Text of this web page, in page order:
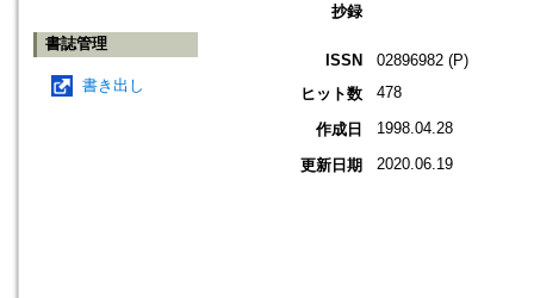
書誌管理
書き出し
抄録
ISSN
02896982 (P)
ヒット数
478
作成日 1998.04.28
更新日期 2020.06.19